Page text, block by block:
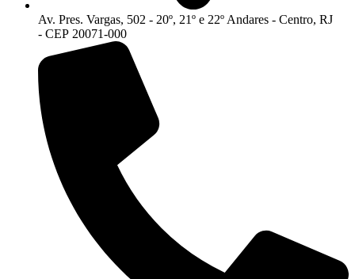
Av. Pres. Vargas, 502 - 20º, 21º e 22º Andares - Centro, RJ
- CEP 20071-000